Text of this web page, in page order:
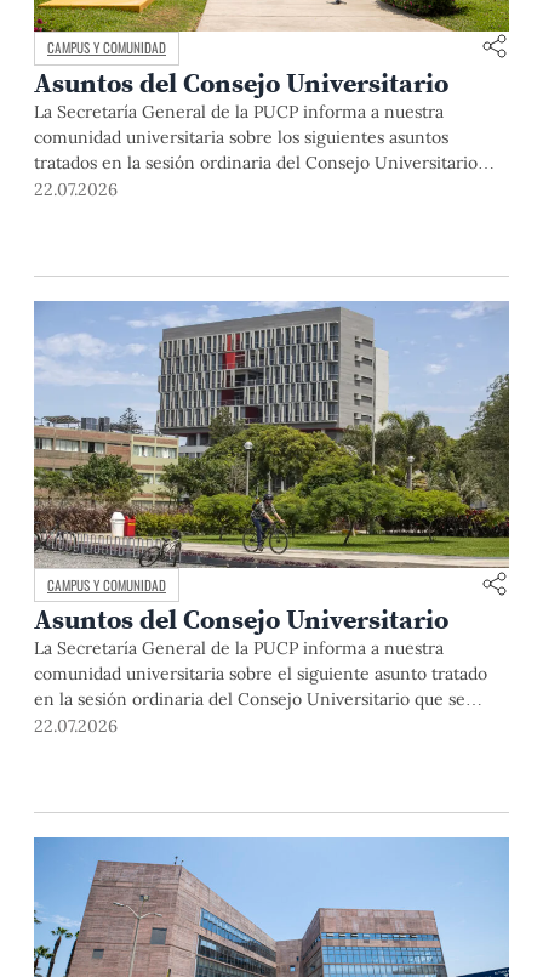
CAMPUS Y COMUNIDAD
Asuntos del Consejo Universitario
La Secretaría General de la PUCP informa a nuestra
comunidad universitaria sobre los siguientes asuntos
tratados en la sesión ordinaria del Consejo Universitario
que se realizó el día miércoles 22 de abril de 2026: La
22.07.2026
CAMPUS Y COMUNIDAD
Asuntos del Consejo Universitario
La Secretaría General de la PUCP informa a nuestra
comunidad universitaria sobre el siguiente asunto tratado
en la sesión ordinaria del Consejo Universitario que se
realizó el día miércoles 24 de junio de 2026: El Dr. Julio del
22.07.2026